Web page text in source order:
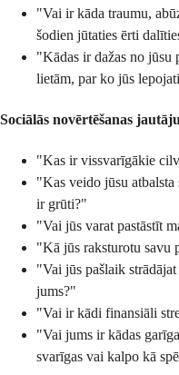
"Vai ir kāda traumu,
šodien jūtaties ērti
"Kādas ir dažas no jūsu
lietām, par ko jūs
Sociālās novērtēšanas
"Kas ir vissvarīgākie
"Kas veido jūsu atbalsta
ir grūti?"
"Vai jūs varat pastāstīt
"Kā jūs raksturotu savu
"Vai jūs pašlaik
jums?"
"Vai ir kādi finansiāli
"Vai jums ir kādas
svarīgas vai kalpo kā